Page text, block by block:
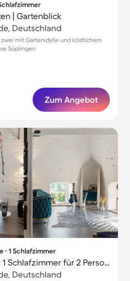
| Gartenblick
Deutschland
mit Gartenidylle und köstlichem
Süplingen
Zum Angebot
∙ 1 Schlafzimmer
Ferienwohnung mit 1 Schlafzimmer für 2 Personen
Deutschland